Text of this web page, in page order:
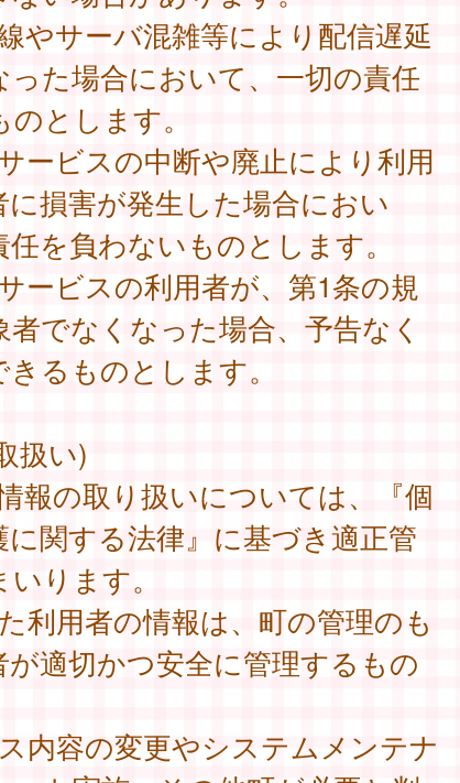
やサーバ混雑等により配信遅延
った場合において、一切の責任
とします。
ービスの中断や廃止により利用
損害が発生した場合におい
を負わないものとします。
ービスの利用者が、第1条の規
でなくなった場合、予告なく
るものとします。
扱い)
報の取り扱いについては、『個
に関する法律』に基づき適正管
ります。
利用者の情報は、町の管理のも
が適切かつ安全に管理するもの
内容の変更やシステムメンテナ